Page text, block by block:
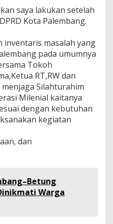
saya lakukan setelah
Kota Palembang.
inventaris masalah yang
pada umumnya
Tokoh
RT,RW dan
Silahturahim
Milenial kaitanya
dengan kebutuhan
kegiatan
dan
Warga